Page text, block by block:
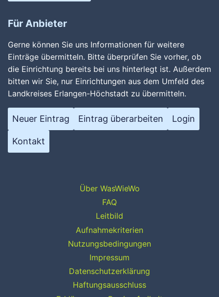
Für Anbieter
Gerne können Sie uns Informationen für weitere
Einträge übermitteln. Bitte überprüfen Sie vorher, ob
die Einrichtung bereits bei uns hinterlegt ist. Außerdem
bitten wir Sie, nur Einrichtungen aus dem Umfeld des
Landkreises Erlangen-Höchstadt zu übermitteln.
Neuer Eintrag Eintrag überarbeiten Login
Kontakt
Über WasWieWo
FAQ
Leitbild
Aufnahmekriterien
Nutzungsbedingungen
Impressum
Datenschutzerklärung
Haftungsausschluss